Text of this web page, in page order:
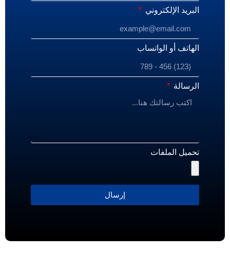
البريد الإلكتروني
الهاتف أو الواتساب
الرسالة
تحميل الملفات
إرسال